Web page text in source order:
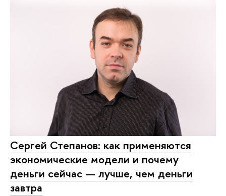
Сергей Степанов: как применяются
экономические модели и почему
деньги сейчас — лучше, чем деньги
завтра